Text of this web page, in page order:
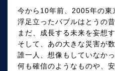
今から10年前、2005年の東
浮足立ったバブルはとうの
まだ、成長する未来を妄想
そして、あの大きな災害が
誰一人、想像もしていなかっ
何も確信のようなものや、